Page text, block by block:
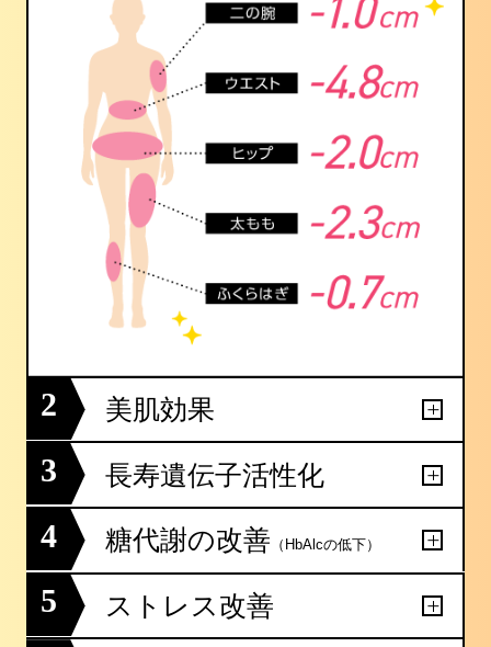
2 美肌効果
3 長寿遺伝子活性化
4 糖代謝の改善 （HbAlcの低下）
5 ストレス改善